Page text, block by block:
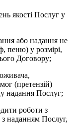
якості Послуг у
або надання не
пеню) у розмірі,
Договору;
(претензій)
надання Послуг;
роботи з
з наданням Послуг,